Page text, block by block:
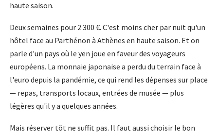
haute saison.
Deux semaines pour 2 300 €. C'est moins cher par nuit qu'un
hôtel face au Parthénon à Athènes en haute saison. Et on
parle d'un pays où le yen joue en faveur des voyageurs
européens. La monnaie japonaise a perdu du terrain face à
l'euro depuis la pandémie, ce qui rend les dépenses sur place
— repas, transports locaux, entrées de musée — plus
légères qu'il y a quelques années.
Mais réserver tôt ne suffit pas. Il faut aussi choisir le bon